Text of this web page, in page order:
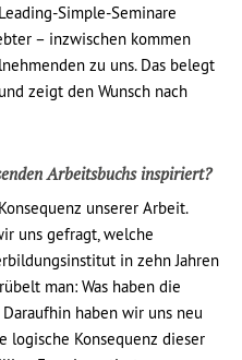
Simple-Seminare
– inzwischen kommen
zu uns. Das belegt
zeigt den Wunsch nach
Arbeitsbuchs inspiriert?
unserer Arbeit.
uns gefragt, welche
in zehn Jahren
man: Was haben die
haben wir uns neu
logische Konsequenz dieser